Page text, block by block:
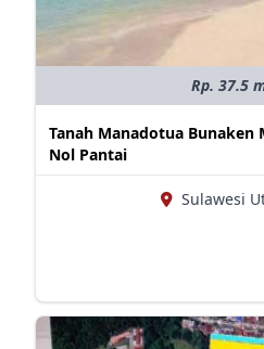
Rp. 37.5
Tanah Manadotua Bunaken
Nol Pantai
Sulawesi